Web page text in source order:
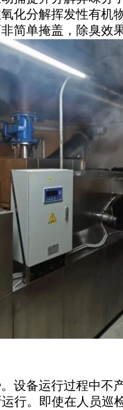
化分解挥发性有机
简单掩盖，除臭效
设备运行过程中不
行。即使在人员巡